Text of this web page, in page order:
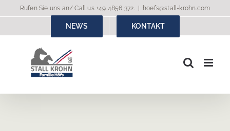
springen
Rufen Sie uns an/ Call us+49 4856 372. hoefs@stall-krohn.com
NEWS KONTAKT